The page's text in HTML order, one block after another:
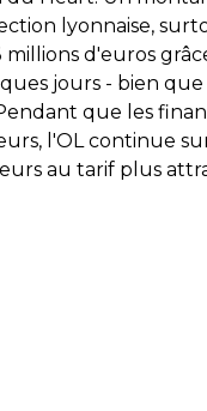
lyonnaise,
d'euros
jours - bien que
que les
l'OL continue
au tarif plus